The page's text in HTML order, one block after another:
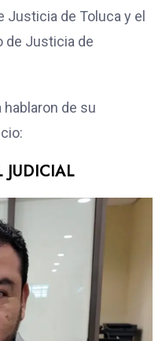
Justicia de Toluca y el
de Justicia de
de su
JUDICIAL